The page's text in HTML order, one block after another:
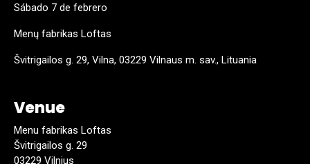
Sábado 7 de febrero
Menų fabrikas Loftas
Švitrigailos g. 29, Vilna, 03229 Vilnaus m. sav., Lituania
Venue
Menu fabrikas Loftas
Švitrigailos g. 29
03229 Vilnius